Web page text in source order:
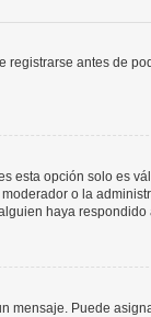
registrarse antes de
esta opción solo es
o la
haya respondido
mensaje. Puede